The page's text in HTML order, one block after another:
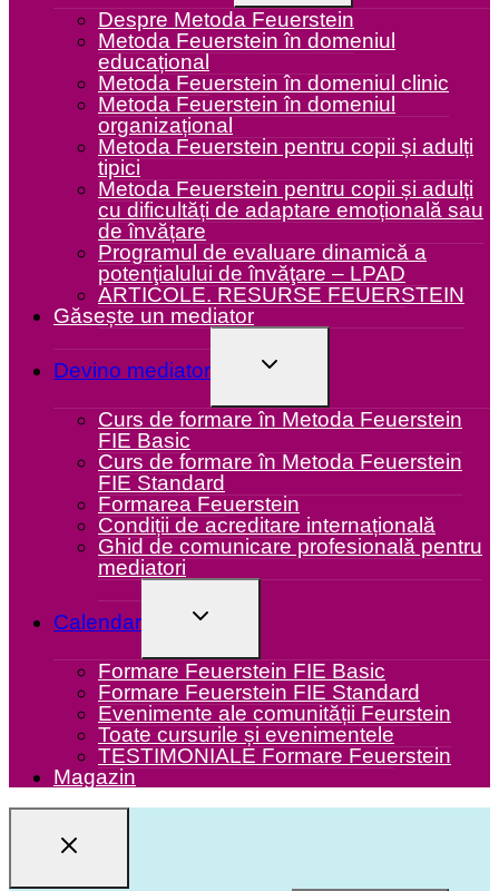
MENU
Despre Metoda Feuerstein
Metoda Feuerstein în domeniul
educațional
Metoda Feuerstein în domeniul clinic
Metoda Feuerstein în domeniul
organizațional
Metoda Feuerstein pentru copii și adulți
tipici
Metoda Feuerstein pentru copii și adulți
cu dificultăți de adaptare emoțională sau
de învățare
Programul de evaluare dinamică a
potenţialului de învăţare – LPAD
ARTICOLE. RESURSE FEUERSTEIN
Găsește un mediator
Devino mediator
TOGGLE
MENU
Curs de formare în Metoda Feuerstein
FIE Basic
Curs de formare în Metoda Feuerstein
FIE Standard
Formarea Feuerstein
Condiții de acreditare internațională
Ghid de comunicare profesională pentru
mediatori
Calendar
TOGGLE
MENU
Formare Feuerstein FIE Basic
Formare Feuerstein FIE Standard
Evenimente ale comunității Feurstein
Toate cursurile și evenimentele
TESTIMONIALE Formare Feuerstein
Magazin